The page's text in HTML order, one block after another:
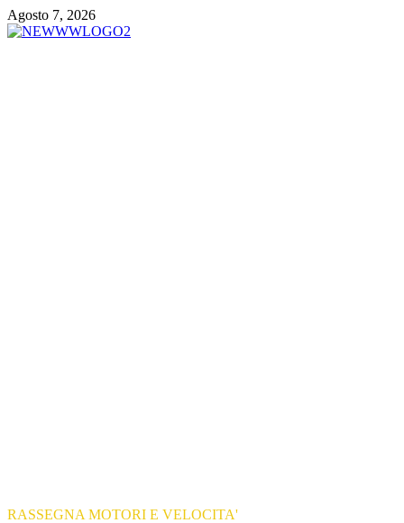
Vai
al
Agosto 7, 2026
RASSEGNA MOTORI E VELOCITA'